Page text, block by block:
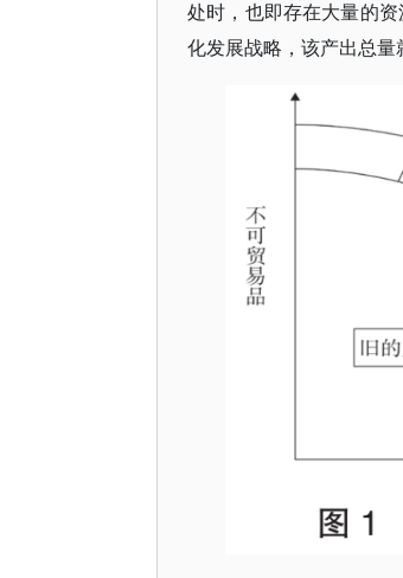
处时，也即存在大量的
化发展战略，该产出总量